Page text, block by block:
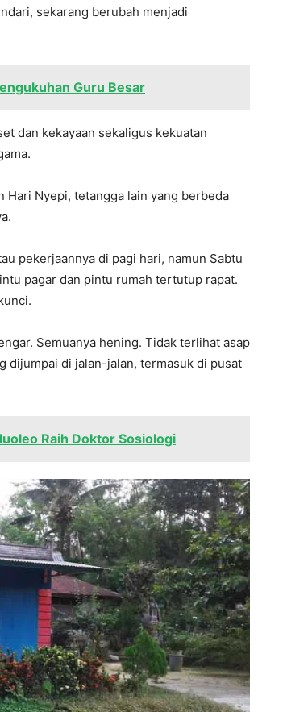
sekarang berubah menjadi
Guru Besar
dan kekayaan sekaligus kekuatan
Hari Nyepi, tetangga lain yang berbeda
pekerjaannya di pagi hari, namun Sabtu
pagar dan pintu rumah tertutup rapat.
Semuanya hening. Tidak terlihat asap
dijumpai di jalan-jalan, termasuk di pusat
Raih Doktor Sosiologi